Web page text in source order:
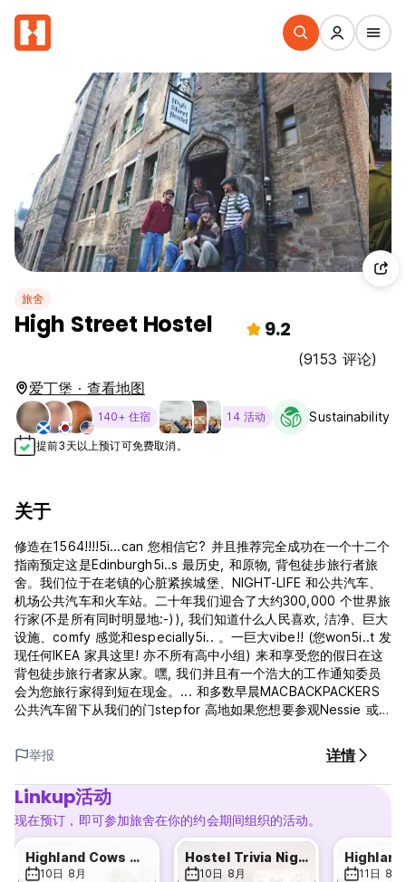
旅舍
High Street Hostel 9.2
(9153 评论)
爱丁堡 · 查看地图
140+ 住宿 14 活动 Sustainability
提前3天以上预订可免费取消。
关于
修造在1564!!!!5i...can 您相信它? 并且推荐完全成功在一个十二个
指南预定这是Edinburgh5i..s 最历史, 和原物, 背包徒步旅行者旅
舍。我们位于在老镇的心脏紧挨城堡、NIGHT-LIFE 和公共汽车、
机场公共汽车和火车站。二十年我们迎合了大约300,000 个世界旅
行家(不是所有同时明显地:-)), 我们知道什么人民喜欢, 洁净、巨大
设施、comfy 感觉和especially5i.. 。一巨大vibe!! (您won5i..t 发
现任何IKEA 家具这里! 亦不所有高中小组) 来和享受您的假日在这
背包徒步旅行者家从家。嘿, 我们并且有一个浩大的工作通知委员
会为您旅行家得到短在现金。... 和多数早晨MACBACKPACKERS
公共汽车留下从我们的门stepfor 高地如果您想要参观Nessie 或
举报
详情
Linkup活动
现在预订，即可参加旅舍在你的约会期间组织的活动。
Highland Cows & Castles Day Trip 🐮🏴󠁧�
10日 8月
Hostel Trivia Night
10日 8月 11日 8月